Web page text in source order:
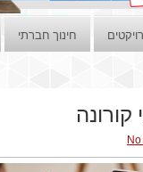
חינוך חברתי